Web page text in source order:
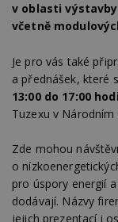
v oblasti
včetně
Je pro vás také
a přednášek, které
13:00 do 17:00
Tuzexu v
Zde mohou
o
pro úspory energií
dodávají. Názvy
jejich prezentací i